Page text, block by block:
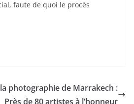
faute de quoi le procès
photographie de Marrakech :
Près de 80 artistes à l’honneur